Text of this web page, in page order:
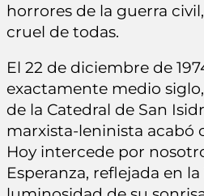
horrores de la guerra
cruel de todas.
El 22 de diciembre de
exactamente medio
de la Catedral de San
marxista-leninista acabó
Hoy intercede por
Esperanza, reflejada en